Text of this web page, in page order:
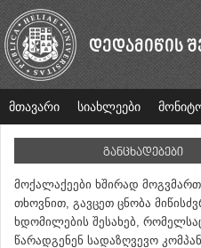
ᲓᲔᲓᲐᲛᲘᲬᲘᲡ
მთავარი სიახლეები
ᲒᲐᲜᲪᲮᲐᲓᲔᲑᲔᲑᲘ
მოქალაქეები ხშირად
თხოვნით, გავცეთ ცნობა
ხდომილების შესახებ,
წარადგენენ სადაზღვევო